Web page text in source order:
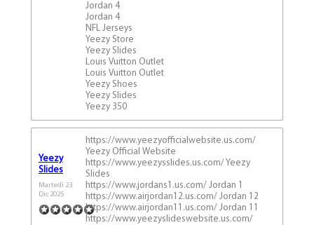
Jordan 4
Jordan 4
NFL Jerseys
Yeezy Store
Yeezy Slides
Louis Vuitton Outlet
Louis Vuitton Outlet
Yeezy Shoes
Yeezy Slides
Yeezy 350
Yeezy
Slides
Martedì 23
Dic 2025
https://www.yeezyofficialwebsite.us.com/
Yeezy Official Website
https://www.yeezysslides.us.com/ Yeezy
Slides
https://www.jordans1.us.com/ Jordan 1
https://www.airjordan12.us.com/ Jordan 12
https://www.airjordan11.us.com/ Jordan 11
https://www.yeezyslideswebsite.us.com/